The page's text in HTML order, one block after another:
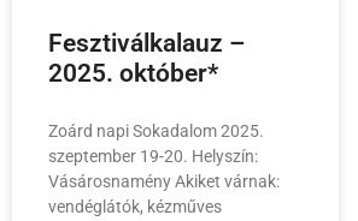
Fesztiválkalauz –
2025. október*
Zoárd napi Sokadalom 2025.
szeptember 19-20. Helyszín:
Vásárosnamény Akiket várnak:
vendéglátók, kézműves